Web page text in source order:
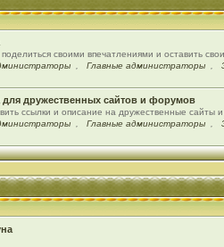
поделиться своими впечатлениями и оставить
Главные администраторы
для дружественных сайтов и форумов
ссылки и описание на дружественные сайты
Главные администраторы